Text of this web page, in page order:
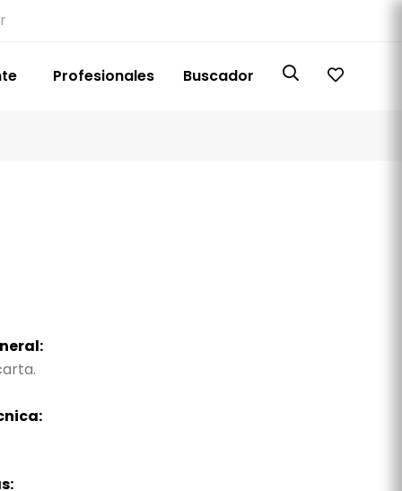
Profesionales Buscador